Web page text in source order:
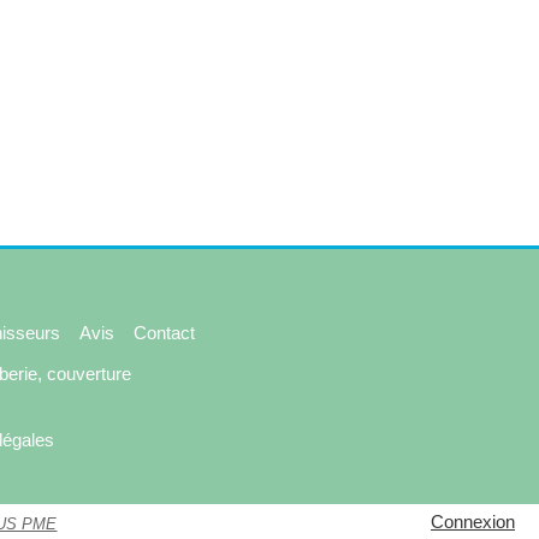
Avis
Contact
couverture
PME Connexion